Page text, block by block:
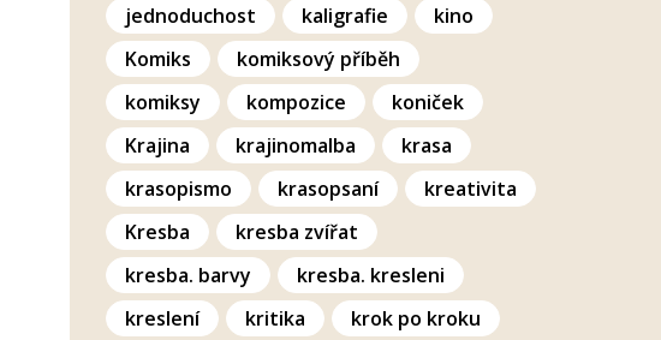
jednoduchost
kaligrafie
kino
Komiks
komiksový příběh
komiksy
kompozice
koniček
Krajina
krajinomalba
krasa
krasopismo
krasopsaní
kreativita
Kresba
kresba zvířat
kresba. barvy
kresba. kresleni
kreslení
kritika
krok po kroku